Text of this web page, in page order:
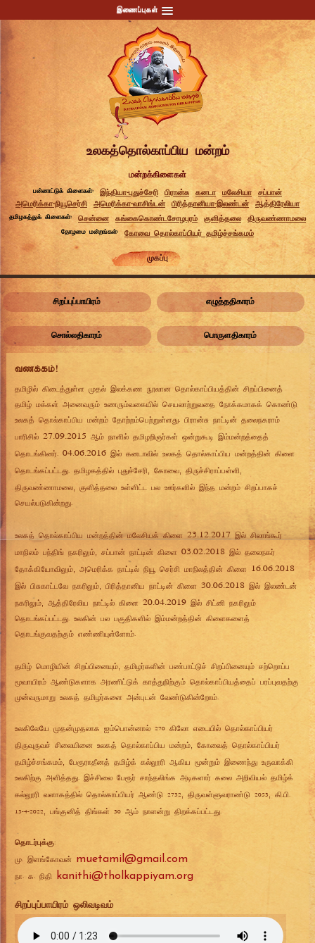
இணைப்புகள்
உலகத்தொல்காப்பிய மன்றம்
மன்றக்கிளைகள்
பன்னாட்டுக் கிளைகள்: இந்தியா-புதுச்சேரி பிரான்சு கனடா மலேசியா
சப்பான்
அமெரிக்கா-நியூசெர்சி
அமெரிக்கா-வாசிங்டன் பிரித்தானியா-இலண்டன் ஆத்திரேலியா
தமிழகத்துக் கிளைகள்: சென்னை கங்கைகொண்டசோழபுரம் குளித்தலை திருவண்ணாமலை
தோழமை மன்றங்கள்: கோவை தொல்காப்பியர் தமிழ்ச்சங்கமம்
முகப்பு
சிறப்புப்பாயிரம் எழுத்ததிகாரம்
சொல்லதிகாரம் பொருளதிகாரம்
tzf;fk;!
தமிழில் கிடைத்துள்ள முதல் இலக்கண நூலான தொல்காப்பியத்தின் சிறப்பினைத்
தமிழ் மக்கள் அனைவரும் உணரும்வகையில் செயலாற்றுவதை நோக்கமாகக் கொண்டு
உலகத் தொல்காப்பிய மன்றம் தோற்றம்பெற்றுள்ளது. பிரான்சு நாட்டின் தலைநகராம்
பாரிசில் 27.09.2015 ஆம் நாளில் தமிழறிஞர்கள் ஒன்றுகூடி இம்மன்றத்தைத்
தொடங்கினர். 04.06.2016 இல் கனடாவில் உலகத் தொல்காப்பிய மன்றத்தின் கிளை
தொடங்கப்பட்டது. தமிழகத்தில் புதுச்சேரி கோவை திருச்சிராப்பள்ளி
திருவண்ணாமலை
குளித்தலை உள்ளிட்ட பல ஊர்களில் இந்த மன்றம் சிறப்பாகச்
செயல்படுகின்றது.
உலகத் தொல்காப்பிய மன்றத்தின் மலேசியக் கிளை 23.12.2017 இல் சிலாங்கூர்
மாநிலம் பந்திங் நகரிலும் சப்பான் நாட்டின் கிளை 03.02.2018 இல் தலைநகர்
தோக்கியோவிலும் அமெரிக்க நாட்டில் நியூ செர்சி மாநிலத்தின் கிளை 16.06.2018
இல் பிசுகாட்டவே நகரிலும் பிரித்தானிய நாட்டின் கிளை 30.06.2018 இல் இலண்டன்
நகரிலும் ஆத்திரேலிய நாட்டில் கிளை 20.04.2019 இல் சிட்னி நகரிலும்
தொடங்கப்பட்டது. உலகின் பல பகுதிகளில் இம்மன்றத்தின் கிளைகளைத்
தொடங்குவதற்கும் எண்ணியுள்ளோம்.
தமிழ் மொழியின் சிறப்பினையும்
தமிழர்களின் பண்பாட்டுச் சிறப்பினையும் சற்றொப்ப
மூவாயிரம் ஆண்டுகளாக அரணிட்டுக் காத்துநிற்கும் தொல்காப்பியத்தைப் பரப்புவதற்கு
முன்வருமாறு உலகத் தமிழர்களை அன்புடன் வேண்டுகின்றோம்.
உலகிலேயே முதன்முதலாக ஐம்பொன்னால் 270 கிலோ எடையில் தொல்காப்பியர்
திருவுருவச் சிலையினை உலகத் தொல்காப்பிய மன்றம் கோவைத் தொல்காப்பியர்
தமிழ்ச்சங்கமம்
பேரூராதீனத் தமிழ்க் கல்லூரி ஆகிய மூன்றும் இணைந்து உருவாக்கி
உலகிற்கு அளித்தது. இச்சிலை பேரூர் சாந்தலிங்க அடிகளார் கலை அறிவியல் தமிழ்க்
கல்லூரி வளாகத்தில் தொல்காப்பியர் ஆண்டு 2732 திருவள்ளுவராண்டு 2053 கி.பி.
13-4-2022 பங்குனித் திங்கள் 30 ஆம் நாளன்று திறக்கப்பட்டது.
தொடர்புக்கு:
மு. இளங்கோவன் muetamil@gmail.com
நா. க. நிதி kanithi@tholkappiyam.org
சிறப்புப்பாயிரம் ஒலிவடிவம்